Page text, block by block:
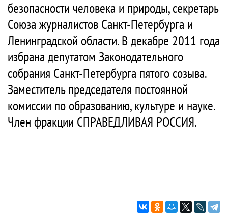
безопасности человека и природы, секретарь
Союза журналистов Санкт-Петербурга и
Ленинградской области. В декабре 2011 года
избрана депутатом Законодательного
собрания Санкт-Петербурга пятого созыва.
Заместитель председателя постоянной
комиссии по образованию, культуре и науке.
Член фракции СПРАВЕДЛИВАЯ РОССИЯ.